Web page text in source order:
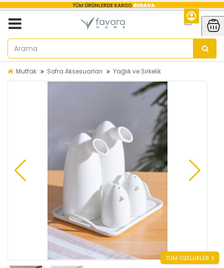
Mutfak Sofra Aksesuarları Yağlık ve Sirkelik
TÜM ÖZELLİKLER